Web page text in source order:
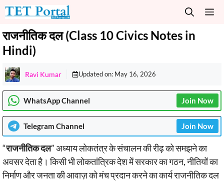
Skip
to
content
राजनीतिक दल (Class 10 Civics Notes in
Hindi)
Ravi Kumar Updated on: May 16, 2026
WhatsApp Channel Join Now
Telegram Channel Join Now
“राजनीतिक दल” अध्याय लोकतंत्र के संचालन की रीढ़ को समझने का
अवसर देता है। किसी भी लोकतांत्रिक देश में सरकार का गठन, नीतियों का
निर्माण और जनता की आवाज़ को मंच प्रदान करने का कार्य राजनीतिक दल